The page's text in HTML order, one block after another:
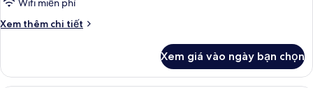
hút
29th
Wifi miễn phí
Xem thêm chi tiết
Chi
Phòng
Xem giá vào ngày bạn chọn